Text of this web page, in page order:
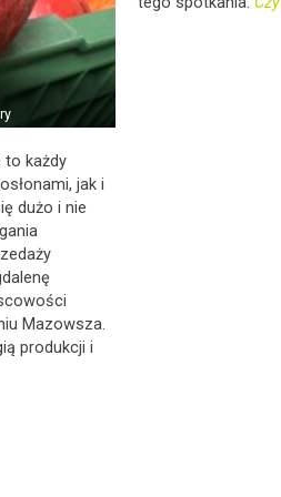
to każdy
jak i
dużo i nie
Mazowsza.
produkcji i